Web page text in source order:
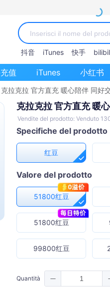
抖音 iTunes 快手
值 iTunes 小红书
克拉克拉 官方直充 暖心陪伴 同好
克拉克拉 官方直充 暖
Vendite del prodotto: Venduto
Specifiche del prodotto
红豆
Valore del prodotto
51800红豆
51800红豆
99800红豆
Quantità